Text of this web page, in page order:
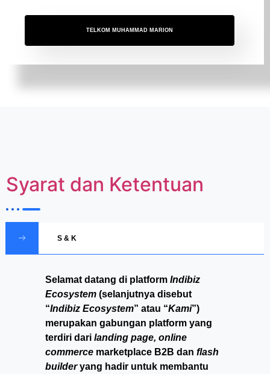
TELKOM MUHAMMAD MARION
Syarat dan Ketentuan
S & K
Selamat datang di platform Indibiz
Ecosystem (selanjutnya disebut
“Indibiz Ecosystem” atau “Kami”)
merupakan gabungan platform yang
terdiri dari landing page, online
commerce marketplace B2B dan flash
builderyang hadir untuk membantu